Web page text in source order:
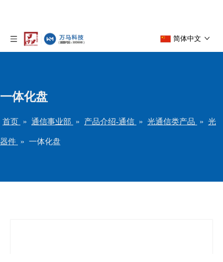
简体中文
一体化盘
首页 » 通信事业部 » 产品介绍-通信 » 光通信类产品 » 光
器件 » 一体化盘